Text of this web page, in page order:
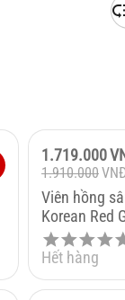
Giảm 10%
1.719.000
1.910.000
Viên hồng
Korean Red
Pill ) Hàn
Hết hàng